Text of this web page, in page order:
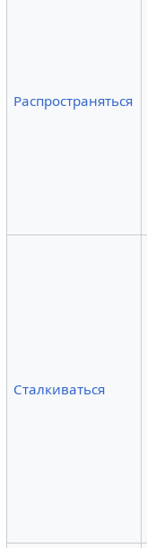
Распространяться
Сталкиваться